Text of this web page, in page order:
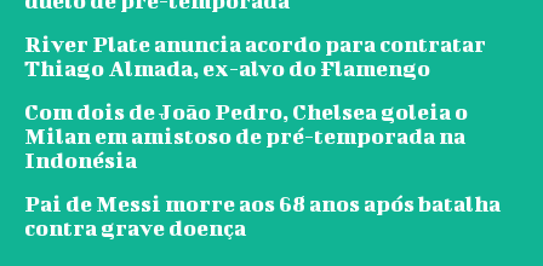
River Plate anuncia acordo para contratar
Thiago Almada, ex-alvo do Flamengo
Com dois de João Pedro, Chelsea goleia o
Milan em amistoso de pré-temporada na
Indonésia
Pai de Messi morre aos 68 anos após batalha
contra grave doença